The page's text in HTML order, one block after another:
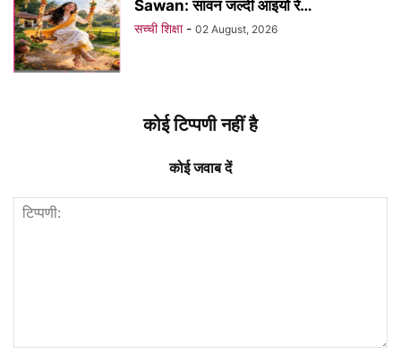
Sawan: सावन जल्दी आइयो रे…
सच्ची शिक्षा - 02 August, 2026
कोई टिप्पणी नहीं है
कोई जवाब दें